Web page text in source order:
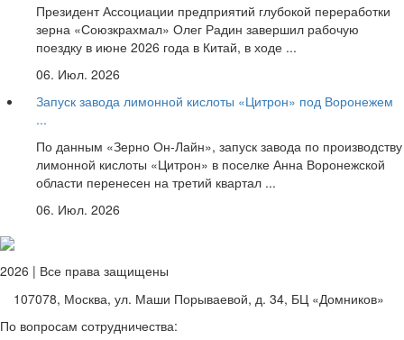
Президент Ассоциации предприятий глубокой переработки
зерна «Союзкрахмал» Олег Радин завершил рабочую
поездку в июне 2026 года в Китай, в ходе ...
06. Июл. 2026
Запуск завода лимонной кислоты «Цитрон» под Воронежем
...
По данным «Зерно Он-Лайн», запуск завода по производству
лимонной кислоты «Цитрон» в поселке Анна Воронежской
области перенесен на третий квартал ...
06. Июл. 2026
2026 | Все права защищены
107078, Москва, ул. Маши Порываевой, д. 34, БЦ «Домников»
По вопросам сотрудничества: